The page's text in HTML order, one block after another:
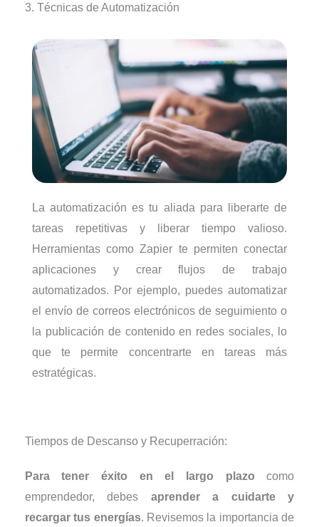
3. Técnicas de Automatización
La automatización es tu aliada para liberarte de
tareas repetitivas y liberar tiempo valioso.
Herramientas como Zapier te permiten conectar
aplicaciones y crear flujos de trabajo
automatizados. Por ejemplo, puedes automatizar
el envío de correos electrónicos de seguimiento o
la publicación de contenido en redes sociales, lo
que te permite concentrarte en tareas más
estratégicas.
Tiempos de Descanso y Recuperración:
Para tener éxito en el largo plazo como
emprendedor, debes aprender a cuidarte y
recargar tus energías. Revisemos la importancia de